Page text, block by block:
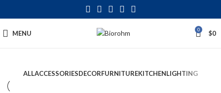
MENU 0 $0
ALLACCESSORIESDECORFURNITUREKITCHENLIGHTING